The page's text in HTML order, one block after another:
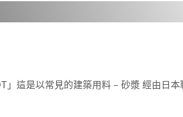
」這是以常見的建築用料 – 砂漿 經由日